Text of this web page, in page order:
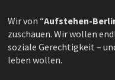
Wir von “Aufstehen-
zuschauen. Wir wollen
soziale Gerechtigkeit –
leben wollen.